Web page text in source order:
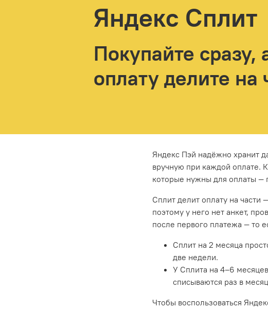
Яндекс Сплит
Покупайте сразу,
оплату делите на
Яндекс Пэй надёжно хранит
вручную при каждой оплате.
которые нужны для оплаты —
Сплит делит оплату на части
поэтому у него нет анкет,
после первого платежа — то
Сплит на 2 месяца
две недели.
У Сплита на 4–6
списываются раз в
Чтобы воспользоваться